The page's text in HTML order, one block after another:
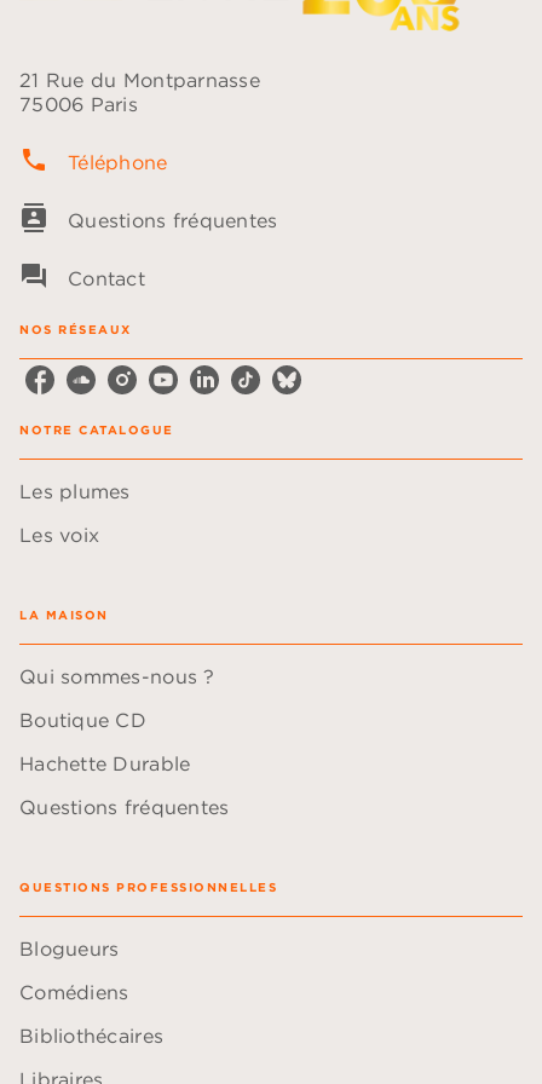
21 Rue du Montparnasse
75006 Paris
phone Téléphone
contacts Questions fréquentes
question_answer Contact
NOS RÉSEAUX
NOTRE CATALOGUE
Les plumes
Les voix
LA MAISON
Qui sommes-nous ?
Boutique CD
Hachette Durable
Questions fréquentes
QUESTIONS PROFESSIONNELLES
Blogueurs
Comédiens
Bibliothécaires
Libraires